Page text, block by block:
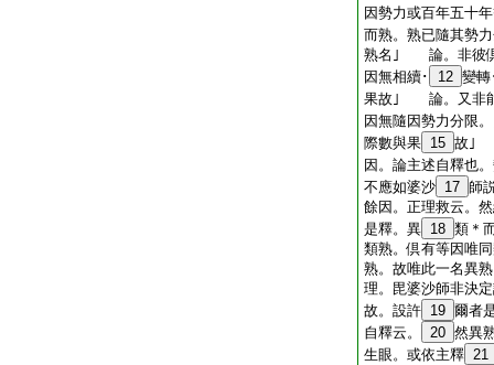
因勢力或百年五十
而熟。熟已隨其勢
熟名｣ 論。非彼倶
因無相續･
12 變轉
果故｣ 論。又非
因無隨因勢力分限
際數與果 15 故｣
因。論主述自釋也
不應如婆沙 17 師
餘因。正理救云。
是釋。異 18 類＊
類熟。倶有等因唯
熟。故唯此一名異
理。毘婆沙師非決
故。設許 19 爾者
自釋云。
20 然異
生眼。或依主釋 21